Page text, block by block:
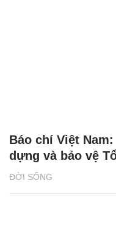
ĐỜI SỐNG
Báo chí Việt
dựng và bảo vệ